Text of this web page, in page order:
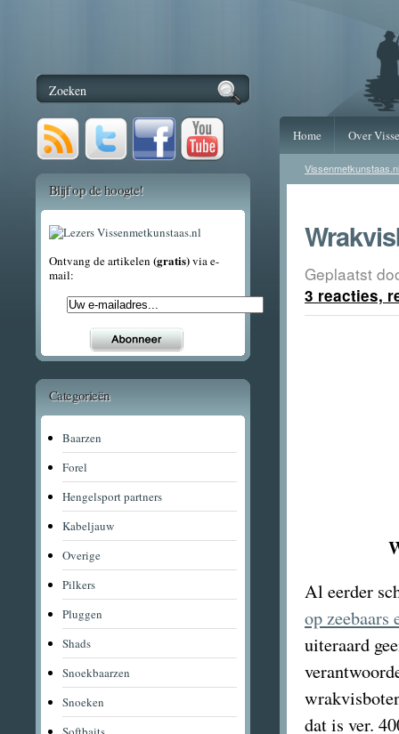
Home Over
Vissenmetkunstaas.nl
Geplaatst
3 reacties,
Al eerder
op zeebaars
uiteraard
dat is ver.
Blijf op de hoogte!
Ontvang de artikelen (gratis)via e-
mail:
Categorieën
Baarzen
Forel
Hengelsport partners
Kabeljauw
Overige
Pilkers
Pluggen
Shads
Snoekbaarzen
Snoeken